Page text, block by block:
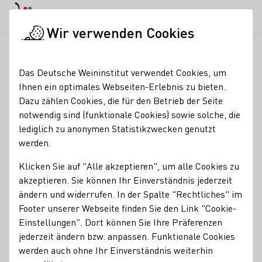
DieWeinwerker
DieWeinwerker - reb, whtie & rock 'n' roll Weine von der
Traube bis ins Glas handwerklich geschaffen.
Wein
Mitgliedschaften
PIWI Deutschland e.V.
Wir verwenden Cookies
Das Deutsche Weininstitut verwendet Cookies, um
Ihnen ein optimales Webseiten-Erlebnis zu bieten.
Dazu zählen Cookies, die für den Betrieb der Seite
notwendig sind (funktionale Cookies) sowie solche, die
lediglich zu anonymen Statistikzwecken genutzt
werden.
Klicken Sie auf "Alle akzeptieren", um alle Cookies zu
akzeptieren. Sie können Ihr Einverständnis jederzeit
ändern und widerrufen. In der Spalte "Rechtliches" im
Footer unserer Webseite finden Sie den Link "Cookie-
Einstellungen". Dort können Sie Ihre Präferenzen
jederzeit ändern bzw. anpassen. Funktionale Cookies
werden auch ohne Ihr Einverständnis weiterhin